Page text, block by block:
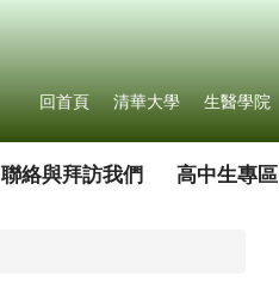
回首頁 清華大學 生醫學院
聯絡與拜訪我們 高中生專區